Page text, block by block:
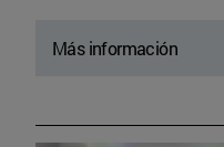
Más información